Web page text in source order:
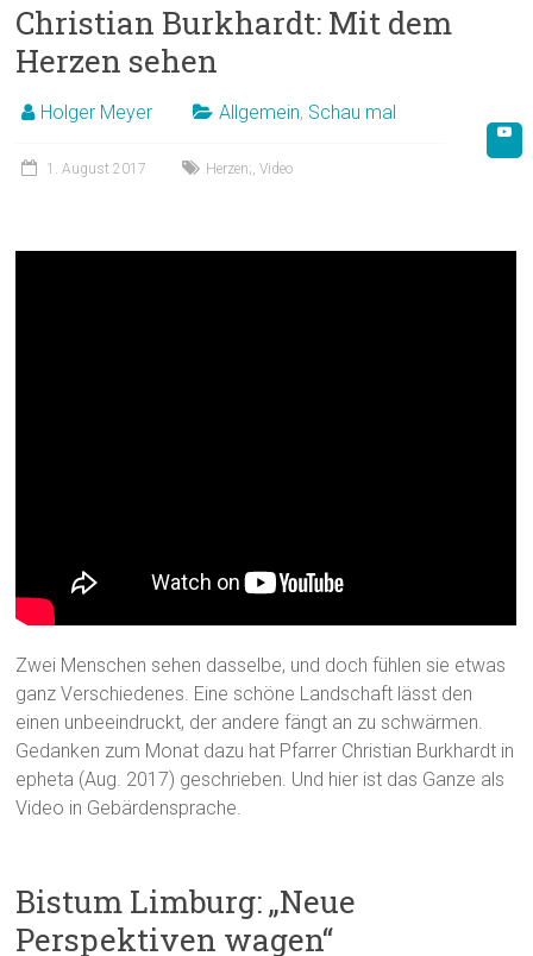
Christian Burkhardt: Mit dem
Herzen sehen
Holger Meyer Allgemein, Schau mal
1. August 2017 Herzen; ,Video
Zwei Menschen sehen dasselbe, und doch fühlen sie etwas
ganz Verschiedenes. Eine schöne Landschaft lässt den
einen unbeeindruckt, der andere fängt an zu schwärmen.
Gedanken zum Monat dazu hat Pfarrer Christian Burkhardt in
epheta (Aug. 2017) geschrieben. Und hier ist das Ganze als
Video in Gebärdensprache.
Bistum Limburg: „Neue
Perspektiven wagen“